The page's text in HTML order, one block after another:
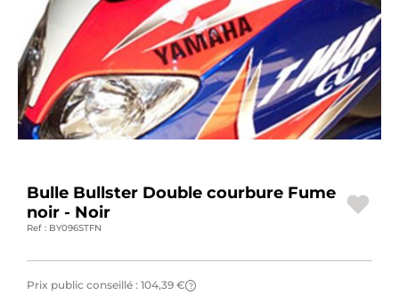
PNEUS MOTO
SPORTSWEAR
BONS PLANS ET PROMO
FR | EUR € — MODIFIER
MARQUES
Bulle Bullster Double courbure Fume
noir - Noir
Ref : BY096STFN
Prix public conseillé : 104,39 € ?